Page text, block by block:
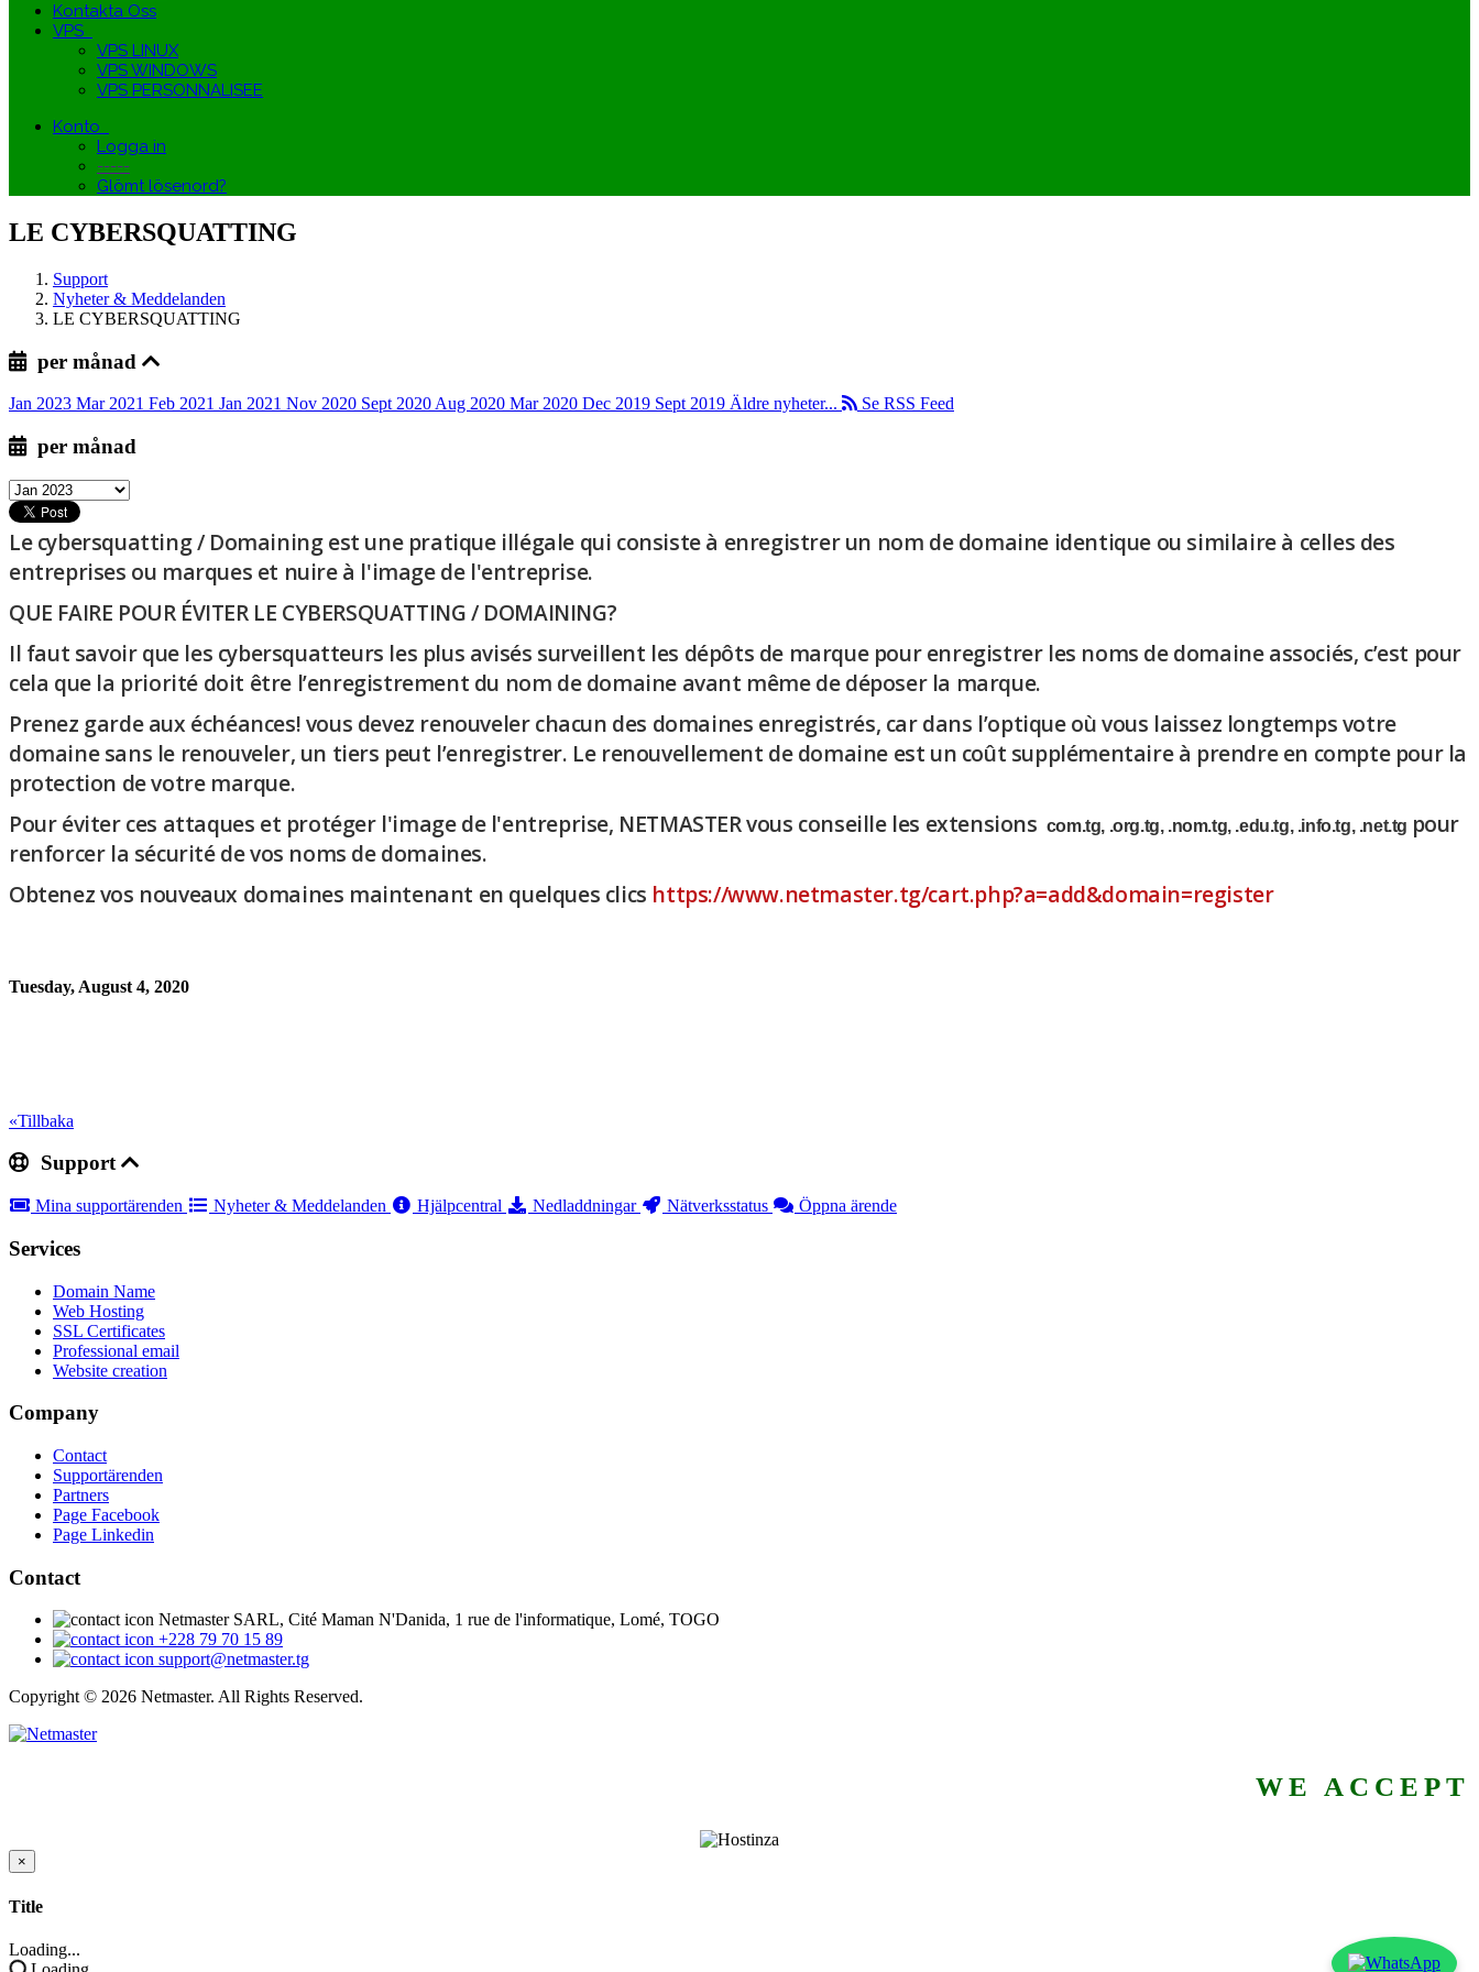
Kontakta Oss
VPS
VPS LINUX
VPS WINDOWS
VPS PERSONNALISEE
Konto
Logga in
-----
Glömt lösenord?
LE CYBERSQUATTING
Support
Nyheter & Meddelanden
LE CYBERSQUATTING
per månad
Jan 2023 Mar 2021 Feb 2021 Jan 2021 Nov 2020 Sept 2020 Aug 2020 Mar 2020 Dec 2019 Sept 2019 Äldre nyheter... Se RSS Feed
per månad
Le cybersquatting / Domaining est une pratique illégale qui consiste à enregistrer un nom de domaine identique ou similaire à celles des
entreprises ou marques et nuire à l'image de l'entreprise.
QUE FAIRE POUR ÉVITER LE CYBERSQUATTING / DOMAINING?
Il faut savoir que les cybersquatteurs les plus avisés surveillent les dépôts de marque pour enregistrer les noms de domaine associés, c’est pour
cela que la priorité doit être l’enregistrement du nom de domaine avant même de déposer la marque.
Prenez garde aux échéances! vous devez renouveler chacun des domaines enregistrés, car dans l’optique où vous laissez longtemps votre
domaine sans le renouveler, un tiers peut l’enregistrer. Le renouvellement de domaine est un coût supplémentaire à prendre en compte pour la
protection de votre marque.
Pour éviter ces attaques et protéger l'image de l'entreprise, NETMASTER vous conseille les extensions com.tg, .org.tg, .nom.tg, .edu.tg, .info.tg, .net.tg pour
renforcer la sécurité de vos noms de domaines.
Obtenez vos nouveaux domaines maintenant en quelques clics https://www.netmaster.tg/cart.php?a=add&domain=register
Tuesday, August 4, 2020
«Tillbaka
Support
Mina supportärenden Nyheter & Meddelanden Hjälpcentral Nedladdningar Nätverksstatus Öppna ärende
Services
Domain Name
Web Hosting
SSL Certificates
Professional email
Website creation
Company
Contact
Supportärenden
Partners
Page Facebook
Page Linkedin
Contact
Netmaster SARL, Cité Maman N'Danida, 1 rue de l'informatique, Lomé, TOGO
+228 79 70 15 89
support@netmaster.tg
Copyright © 2026 Netmaster. All Rights Reserved.
WE ACCEPT
×
Close
Title
Loading...